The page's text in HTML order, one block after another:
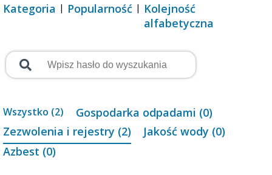
Kategoria Popularność
Kolejność
alfabetyczna
Wszystko (2)
Gospodarka odpadami (0)
Zezwolenia i rejestry (2)
Jakość wody (0)
Azbest (0)